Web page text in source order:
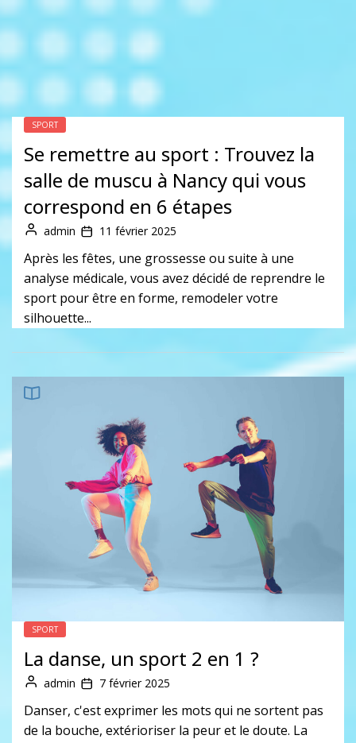
SPORT
Se remettre au sport : Trouvez la
salle de muscu à Nancy qui vous
correspond en 6 étapes
admin 11 février 2025
Après les fêtes, une grossesse ou suite à une
analyse médicale, vous avez décidé de reprendre le
sport pour être en forme, remodeler votre
silhouette...
SPORT
La danse, un sport 2 en 1 ?
admin 7 février 2025
Danser, c'est exprimer les mots qui ne sortent pas
de la bouche, extérioriser la peur et le doute. La